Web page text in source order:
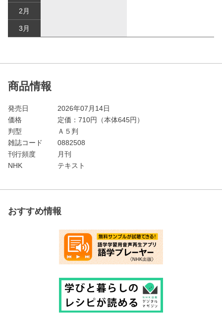
2月
3月
商品情報
発売日
2026年07月14日
価格
定価： 710円（本体645円）
判型
Ａ５判
雑誌コード
0882508
刊行頻度
月刊
NHK
テキスト
おすすめ情報